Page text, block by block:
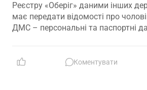
Реєстру «Оберіг» даними інших
має передати відомості про
ДМС – персональні та паспортні
Коментувати